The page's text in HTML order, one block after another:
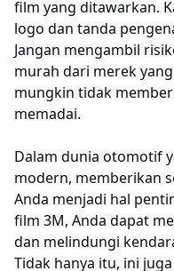
film yang ditawarkan.
logo dan tanda
Jangan mengambil
murah dari merek
mungkin tidak
memadai.
Dalam dunia otomotif
modern, memberikan
Anda menjadi hal
film 3M, Anda dapat
dan melindungi
Tidak hanya itu, ini